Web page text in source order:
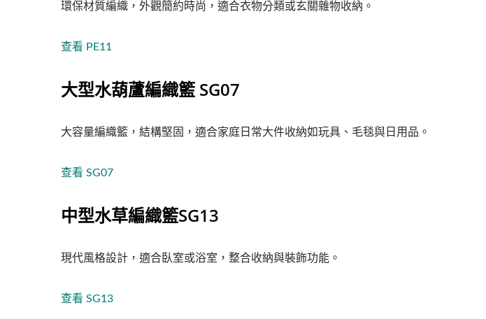
環保材質編織，外觀簡約時尚，適合衣物分類或玄關雜物收納。
查看 PE11
大型水葫蘆編織籃 SG07
大容量編織籃，結構堅固，適合家庭日常大件收納如玩具、毛毯與日用品。
查看 SG07
中型水草編織籃SG13
現代風格設計，適合臥室或浴室，整合收納與裝飾功能。
查看 SG13